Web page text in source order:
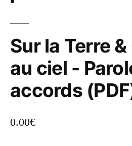
Sur la Terre
au ciel -
accords
0.00€